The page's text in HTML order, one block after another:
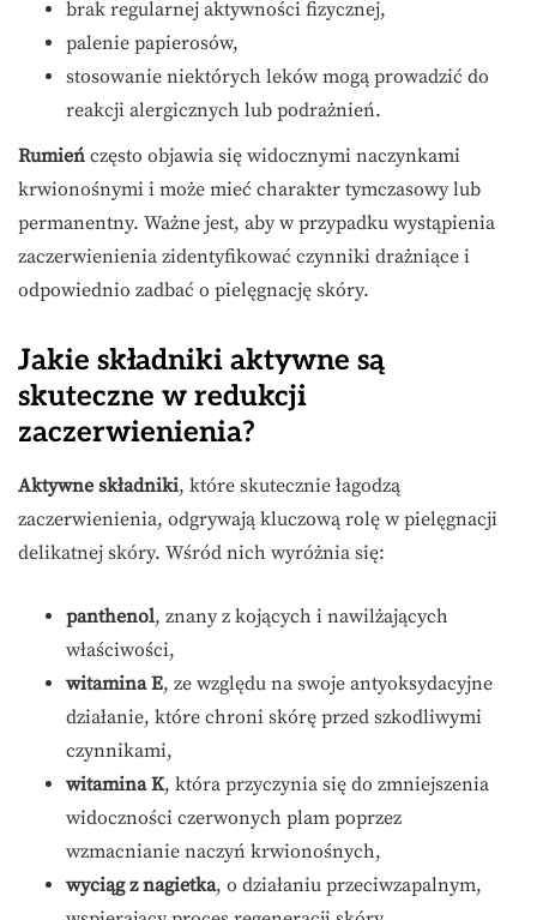
brak regularnej aktywności fizycznej,
palenie papierosów,
stosowanie niektórych leków mogą prowadzić do
reakcji alergicznych lub podrażnień.
Rumień często objawia się widocznymi naczynkami
krwionośnymi i może mieć charakter tymczasowy lub
permanentny. Ważne jest, aby w przypadku wystąpienia
zaczerwienienia zidentyfikować czynniki drażniące i
odpowiednio zadbać o pielęgnację skóry.
Jakie składniki aktywne są
skuteczne w redukcji
zaczerwienienia?
Aktywne składniki, które skutecznie łagodzą
zaczerwienienia, odgrywają kluczową rolę w pielęgnacji
delikatnej skóry. Wśród nich wyróżnia się:
panthenol, znany z kojących i nawilżających
właściwości,
witamina E, ze względu na swoje antyoksydacyjne
działanie, które chroni skórę przed szkodliwymi
czynnikami,
witamina K, która przyczynia się do zmniejszenia
widoczności czerwonych plam poprzez
wzmacnianie naczyń krwionośnych,
wyciąg z nagietka, o działaniu przeciwzapalnym,